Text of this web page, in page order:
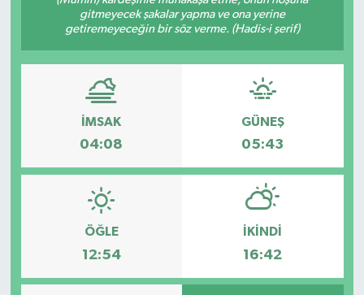
gitmeyecek şakalar yapma ve ona yerine
getiremeyeceğin bir söz verme. (Hadis-i şerif)
İMSAK
04:08
GÜNEŞ
05:43
ÖĞLE
12:54
İKINDI
16:42